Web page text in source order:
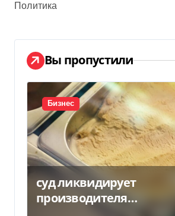
Политика
Вы пропустили
Бизнес
суд ликвидирует
производителя